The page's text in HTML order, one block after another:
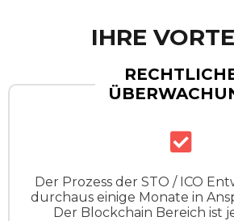
IHRE
Der Prozess der STO / ICO
durchaus einige Monate in
Der Blockchain Bereich ist